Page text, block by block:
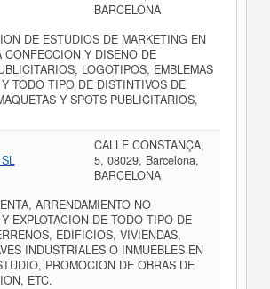
BARCELONA
DE ESTUDIOS DE MARKETING EN
CONFECCION Y DISENO DE
LOGOTIPOS, EMBLEMAS
TODO TIPO DE DISTINTIVOS DE
Y SPOTS PUBLICITARIOS,
CALLE CONSTANÇA,
5, 08029, Barcelona,
BARCELONA
ARRENDAMIENTO NO
EXPLOTACION DE TODO TIPO DE
EDIFICIOS, VIVIENDAS,
INDUSTRIALES O INMUEBLES EN
PROMOCION DE OBRAS DE
ETC.